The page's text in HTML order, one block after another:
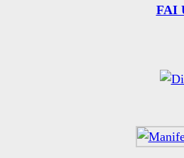
FAI